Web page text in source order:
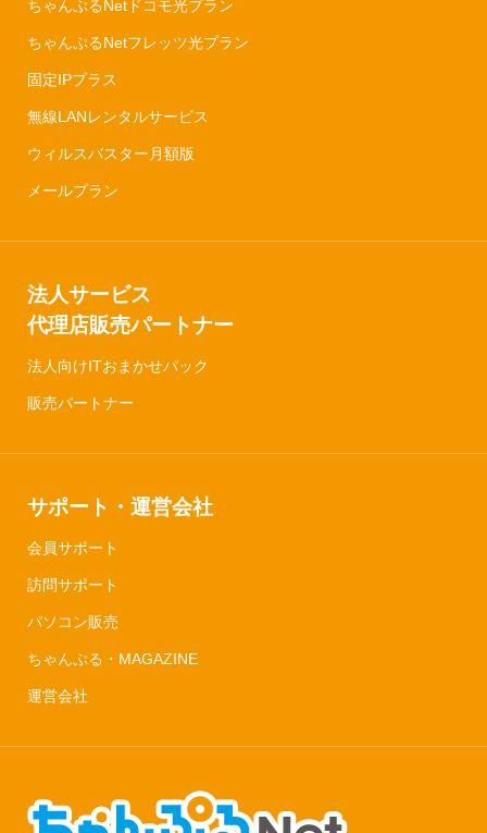
ちゃんぷるNetドコモ光プラン
ちゃんぷるNetフレッツ光プラン
固定IPプラス
無線LANレンタルサービス
ウィルスバスター月額版
メールプラン
法人サービス
代理店販売パートナー
法人向けITおまかせパック
販売パートナー
サポート・運営会社
会員サポート
訪問サポート
パソコン販売
ちゃんぷる・MAGAZINE
運営会社